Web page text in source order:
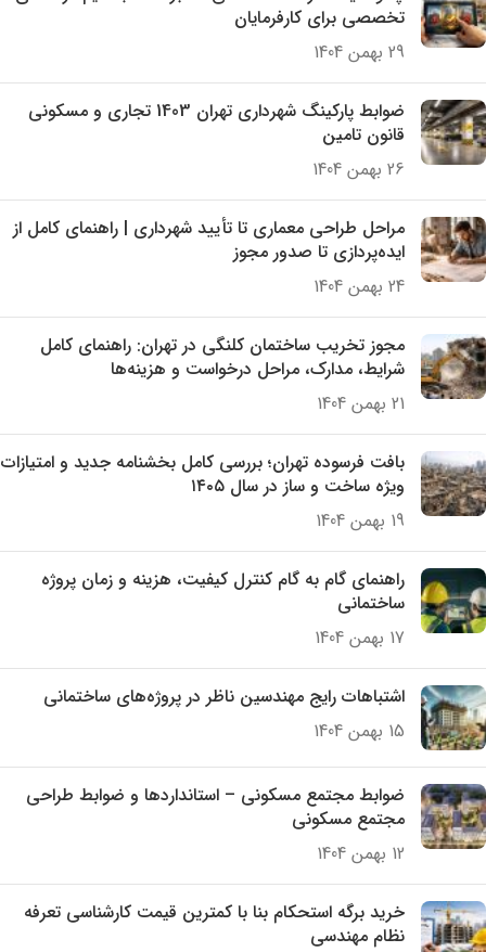
تخصصی برای کارفرمایان
29 بهمن 1404
ضوابط پارکینگ شهرداری تهران 1403 تجاری و مسکونی
قانون تامین
26 بهمن 1404
مراحل طراحی معماری تا تأیید شهرداری | راهنمای کامل از
ایده‌پردازی تا صدور مجوز
24 بهمن 1404
مجوز تخریب ساختمان کلنگی در تهران: راهنمای کامل
شرایط، مدارک، مراحل درخواست و هزینه‌ها
21 بهمن 1404
بافت فرسوده تهران؛ بررسی کامل بخشنامه جدید و امتیازات
ویژه ساخت و ساز در سال ۱۴۰۵
19 بهمن 1404
راهنمای گام به گام کنترل کیفیت، هزینه و زمان پروژه
ساختمانی
17 بهمن 1404
اشتباهات رایج مهندسین ناظر در پروژه‌های ساختمانی
15 بهمن 1404
ضوابط مجتمع مسکونی – استانداردها و ضوابط طراحی
مجتمع مسکونی
12 بهمن 1404
خرید برگه استحکام بنا با کمترین قیمت کارشناسی تعرفه
نظام مهندسی